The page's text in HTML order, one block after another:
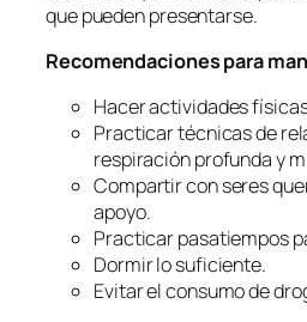
que pueden presentarse.
Recomendaciones para
Hacer actividades
Practicar técnicas de
respiración profunda y
Compartir con seres
apoyo.
Practicar pasatiempos
Dormir lo suficiente.
Evitar el consumo de